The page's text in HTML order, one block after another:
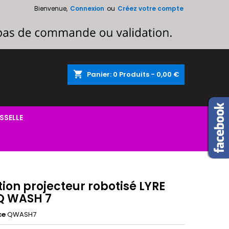
Bienvenue, Connexion ou Créez votre compte
shopping_cart Panier: 0 Produits - 0,00 €
projecteur robotisé LYRE
WASH 7
QWASH7